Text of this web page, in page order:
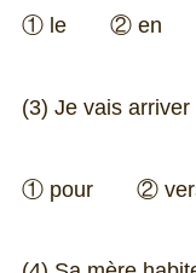
① le ② en
(3) Je vais
① pour ②